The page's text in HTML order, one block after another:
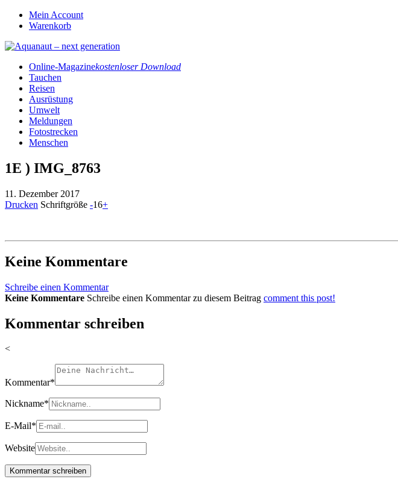
Mein Account
Warenkorb
Online-Magazinekostenloser Download
Tauchen
Reisen
Ausrüstung
Umwelt
Meldungen
Fotostrecken
Menschen
1E ) IMG_8763
11. Dezember 2017
Drucken Schriftgröße -16+
Keine Kommentare
Schreibe einen Kommentar
Keine Kommentare Schreibe einen Kommentar zu diesem Beitrag comment this post!
Kommentar schreiben
<
Kommentar*
Nickname*
E-Mail*
Website